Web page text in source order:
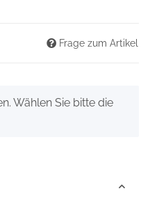
Frage zum Artikel
Wählen Sie bitte die